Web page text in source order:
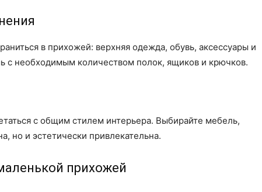
в прихожей: верхняя одежда, обувь, аксессуары и
с необходимым количеством полок, ящиков и крючков.
с общим стилем интерьера. Выбирайте мебель,
но и эстетически привлекательна.
прихожей